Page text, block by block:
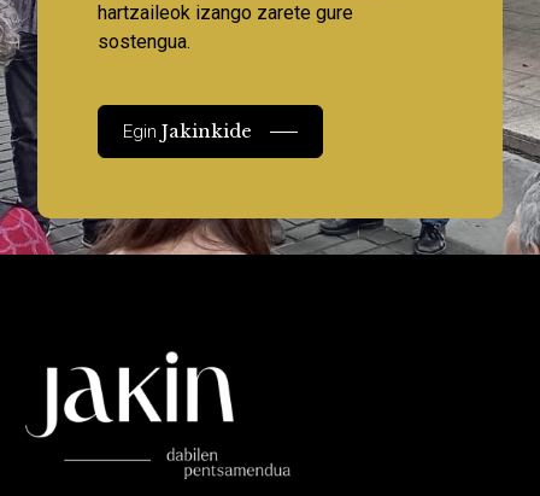
hartzaileok izango zarete gure
sostengua.
EginJakinkide